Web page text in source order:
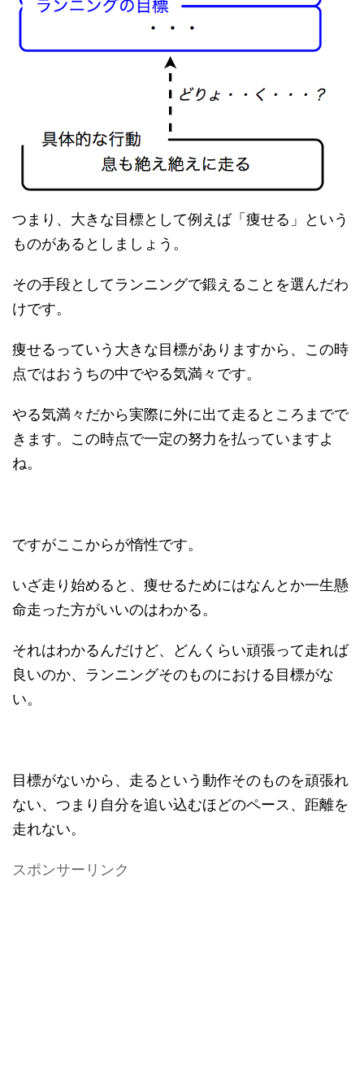
つまり、大きな目標として例えば「痩せる」という
ものがあるとしましょう。
その手段としてランニングで鍛えることを選んだわ
けです。
痩せるっていう大きな目標がありますから、この時
点ではおうちの中でやる気満々です。
やる気満々だから実際に外に出て走るところまでで
きます。この時点で一定の努力を払っていますよ
ね。
ですがここからが惰性です。
いざ走り始めると、痩せるためにはなんとか一生懸
命走った方がいいのはわかる。
それはわかるんだけど、どんくらい頑張って走れば
良いのか、ランニングそのものにおける目標がな
い。
目標がないから、走るという動作そのものを頑張れ
ない、つまり自分を追い込むほどのペース、距離を
走れない。
スポンサーリンク